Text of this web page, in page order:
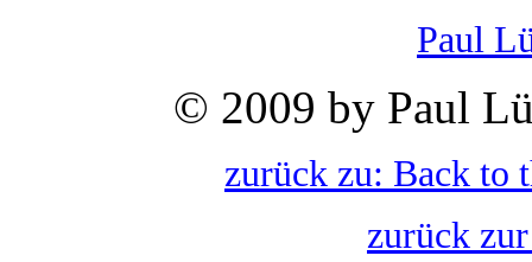
Paul
© 2009 by Paul
zurück zu: Back to
zurück